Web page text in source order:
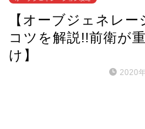
【オーブジェネレ
コツを解説!!前衛が
け】
2020